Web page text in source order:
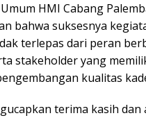
HMI Cabang
bahwa suksesnya
terlepas dari peran
stakeholder yang
kualitas
terima kasih dan